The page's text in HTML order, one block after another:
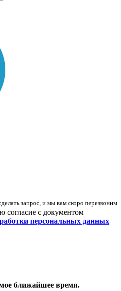
запрос, и мы вам скоро перезвоним
с документом
персональных данных
ближайшее время.